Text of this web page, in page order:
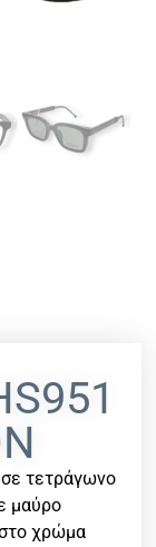
τετράγωνο
μαύρο
χρώμα